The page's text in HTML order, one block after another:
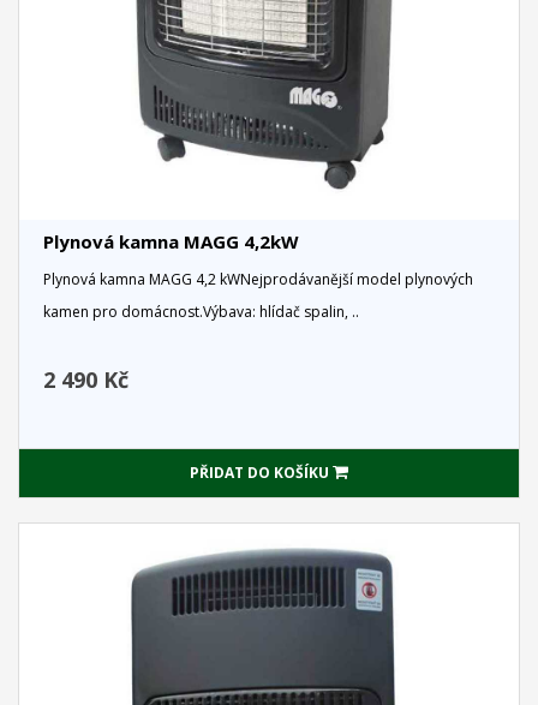
Plynová kamna MAGG 4,2kW
Plynová kamna MAGG 4,2 kWNejprodávanější model plynových
kamen pro domácnost.Výbava: hlídač spalin, ..
2 490 Kč
PŘIDAT DO KOŠÍKU